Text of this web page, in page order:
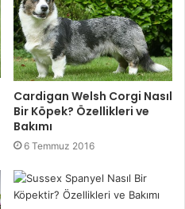
Cardigan Welsh Corgi Nasıl
Bir Köpek? Özellikleri ve
Bakımı
6 Temmuz 2016